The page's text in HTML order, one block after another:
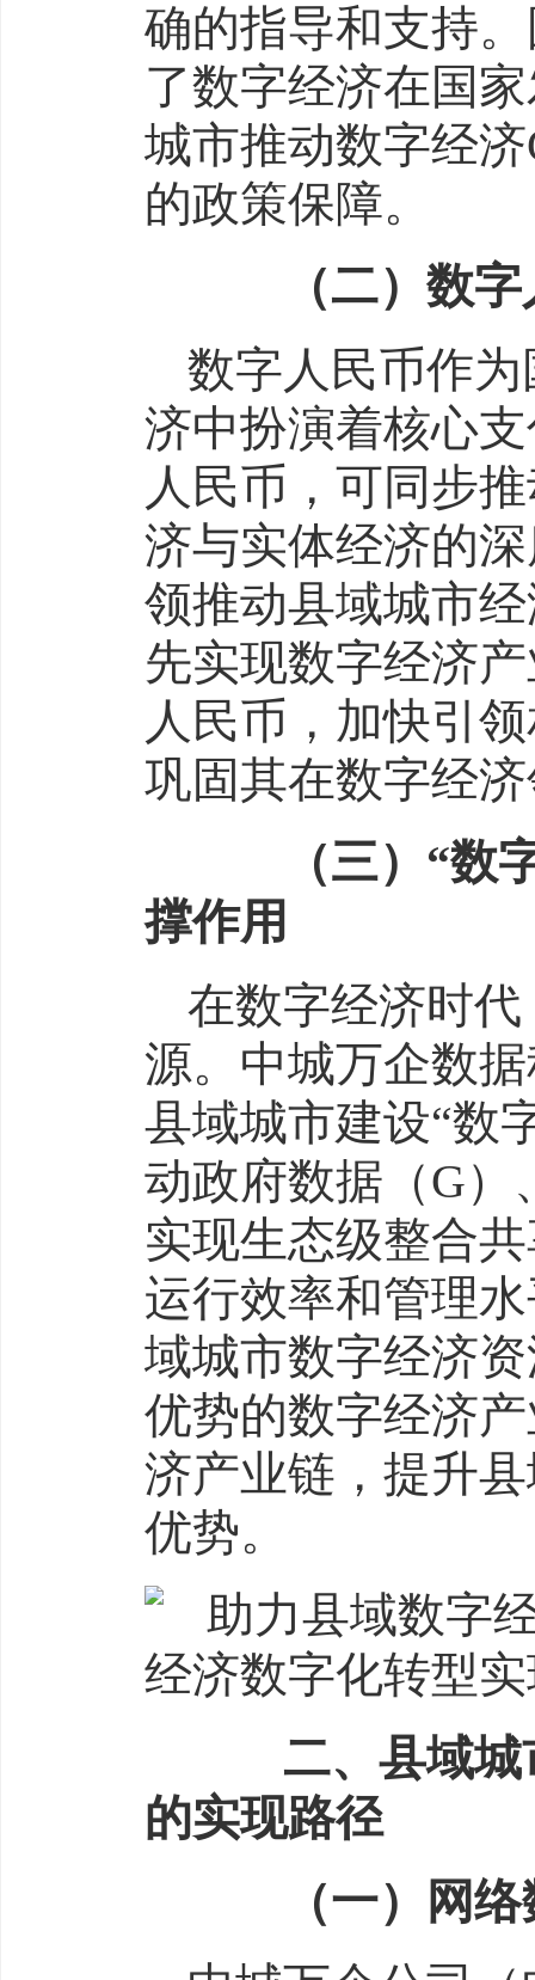
确的指导和支持
了数字经济在国
城市推动数字经
的政策保障。
（二）数字
数字人民币作
济中扮演着核心
人民币，可同步
济与实体经济的
领推动县域城市
先实现数字经济
人民币，加快引
巩固其在数字经
（三）“数字
撑作用
在数字经济时
源。中城万企数
县域城市建设“数
动政府数据（G）
实现生态级整合
运行效率和管理
域城市数字经济
优势的数字经济
济产业链，提升
优势。
二、县域城
的实现路径
（一）网络